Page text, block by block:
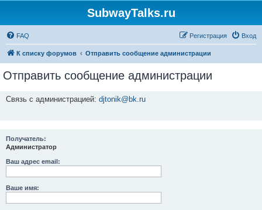
SubwayTalks.ru
FAQ Вход
Регистрация
К списку форумов Отправить сообщение администрации
Отправить сообщение администрации
Связь с администрацией: djtonik@bk.ru
Получатель:
Администратор
Ваш адрес email:
Ваше имя: